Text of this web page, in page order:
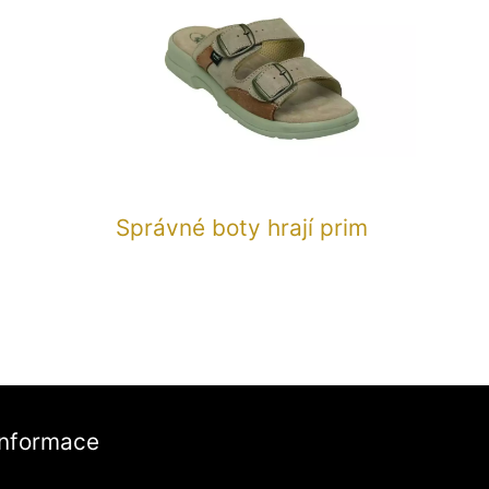
Správné boty hrají prim